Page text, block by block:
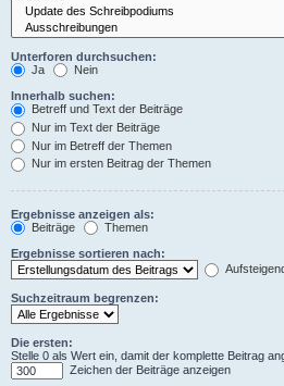
Unterforen durchsuchen:
Ja
Nein
Innerhalb suchen:
Betreff und Text der Beiträge
Nur im Text der Beiträge
Nur im Betreff der Themen
Nur im ersten Beitrag der Themen
Ergebnisse anzeigen als:
Beiträge
Themen
Ergebnisse sortieren nach:
Suchzeitraum begrenzen:
Die ersten:
Stelle 0 als Wert ein, damit der komplette Beitrag
Zeichen der Beiträge anzeigen